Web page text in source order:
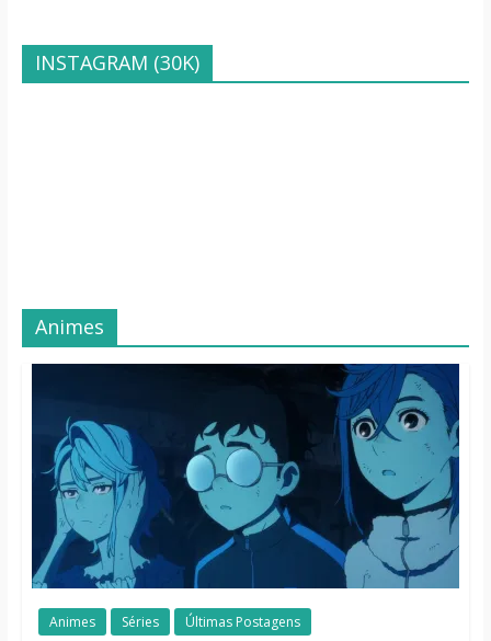
INSTAGRAM (30K)
Animes
Animes Séries Últimas Postagens